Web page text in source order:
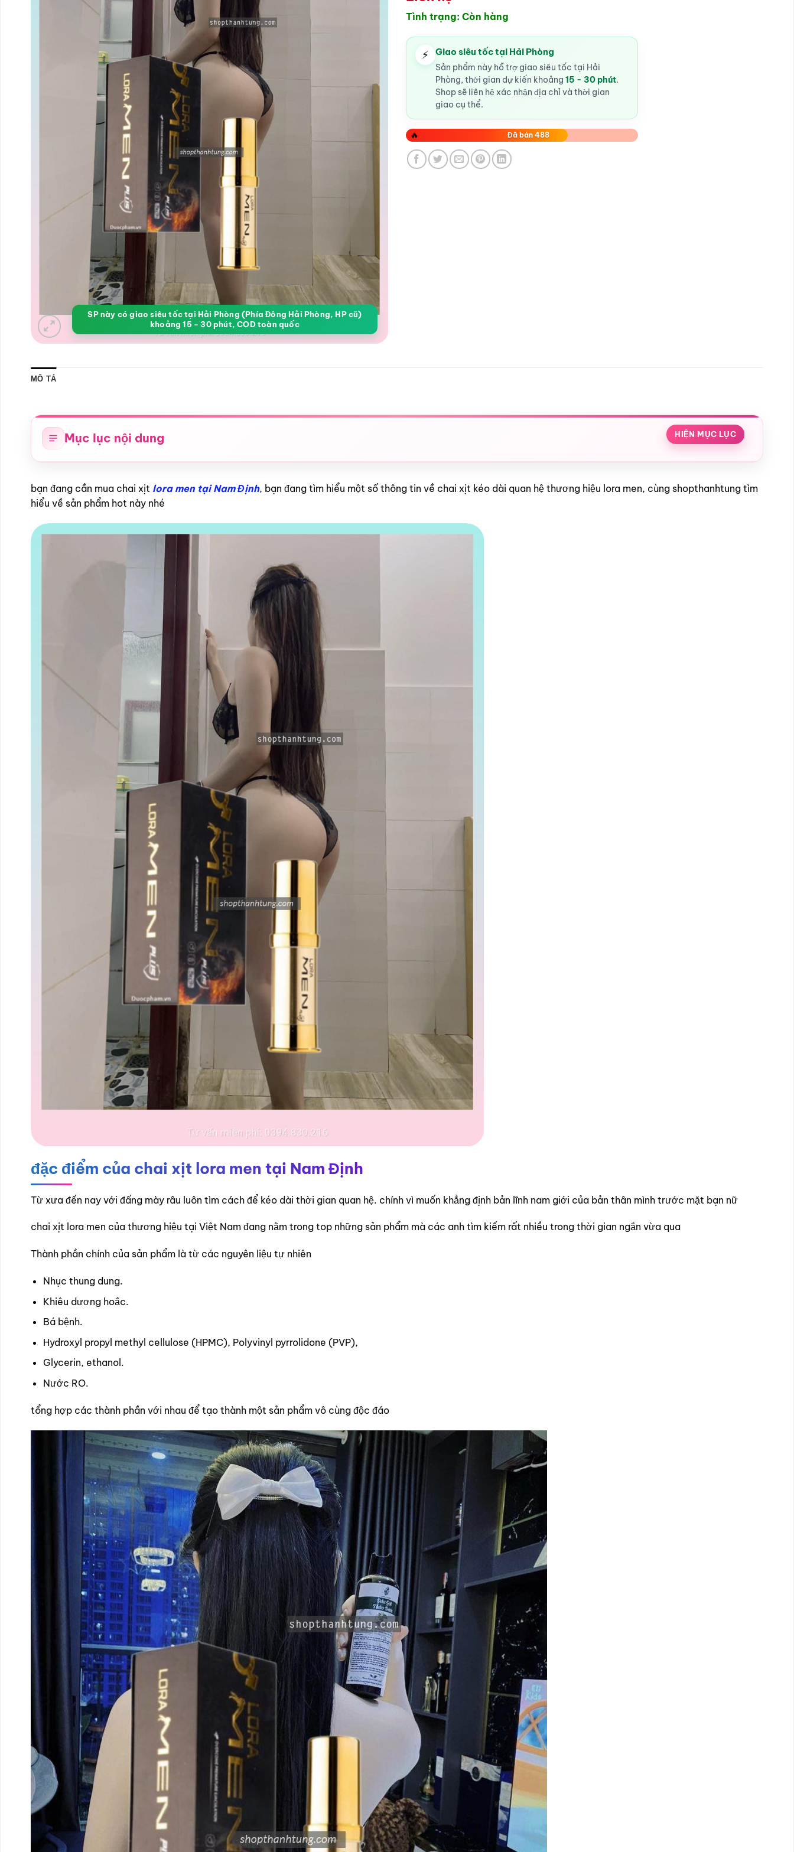
SP này có giao siêu tốc tại Hải Phòng (Phía Đông Hải Phòng, HP cũ)
khoảng 15 - 30 phút, COD toàn quốc
Tình trạng: Còn hàng
⚡ Giao siêu tốc tại Hải Phòng
Sản phẩm này hỗ trợ giao siêu tốc tại Hải
Phòng, thời gian dự kiến khoảng 15 - 30 phút.
Shop sẽ liên hệ xác nhận địa chỉ và thời gian
giao cụ thể.
🔥 Đã bán 488
MÔ TẢ
Mục lục nội dung HIỆN MỤC LỤC
bạn đang cần mua chai xịt lora men tại Nam Định, bạn đang tìm hiểu một số thông tin về chai xịt kéo dài quan hệ thương hiệu lora men, cùng shopthanhtung tìm
hiểu về sản phẩm hot này nhé
đặc điểm của chai xịt lora men tại Nam Định
Từ xưa đến nay với đấng mày râu luôn tìm cách để kéo dài thời gian quan hệ. chính vì muốn khẳng định bản lĩnh nam giới của bản thân mình trước mặt bạn nữ
chai xịt lora men của thương hiệu tại Việt Nam đang nằm trong top những sản phẩm mà các anh tìm kiếm rất nhiều trong thời gian ngắn vừa qua
Thành phần chính của sản phẩm là từ các nguyên liệu tự nhiên
Nhục thung dung.
Khiêu dương hoắc.
Bá bệnh.
Hydroxyl propyl methyl cellulose (HPMC), Polyvinyl pyrrolidone (PVP),
Glycerin, ethanol.
Nước RO.
tổng hợp các thành phần với nhau để tạo thành một sản phẩm vô cùng độc đáo